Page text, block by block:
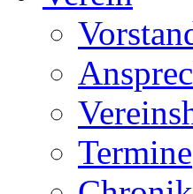
Termine